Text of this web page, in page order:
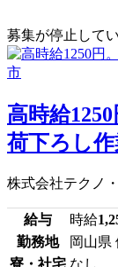
募集が停止して
高時給
荷下ろし
株式会社テクノ
給与 時給
勤務地
岡山県
寮・社宅 なし